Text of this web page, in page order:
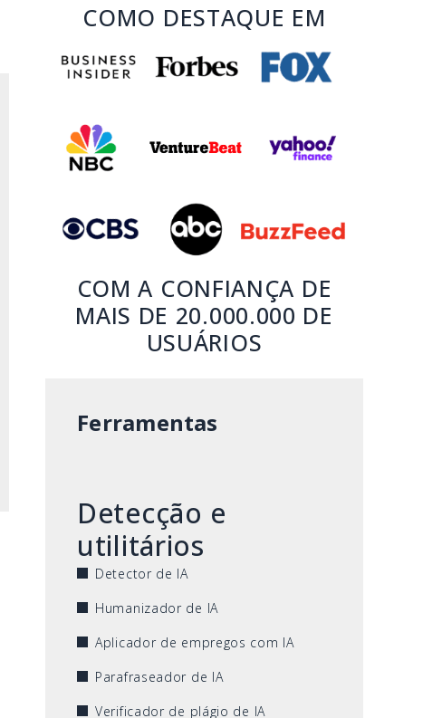
COMO DESTAQUE EM
COM A CONFIANÇA DE
MAIS DE 20.000.000 DE
USUÁRIOS
Ferramentas
Detecção e
utilitários
Detector de IA
Humanizador de IA
Aplicador de empregos com IA
Parafraseador de IA
Verificador de plágio de IA